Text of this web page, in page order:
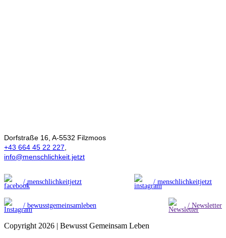
Dorfstraße 16, A-5532 Filzmoos
+43 664 45 22 227,
info@menschlichkeit.jetzt
/ menschlichkeitjetzt / menschlichkeitjetzt
/ bewusstgemeinsamleben / Newsletter
Copyright 2026 | Bewusst Gemeinsam Leben